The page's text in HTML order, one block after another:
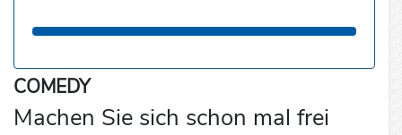
COMEDY
Machen Sie sich schon mal frei